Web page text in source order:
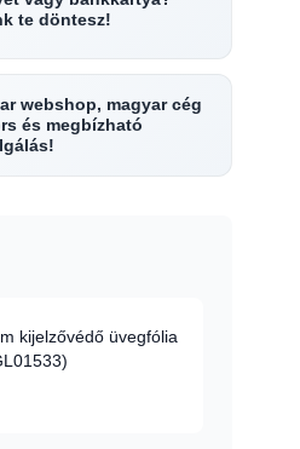
te döntesz!
webshop, magyar cég
és megbízható
kijelzővédő üvegfólia